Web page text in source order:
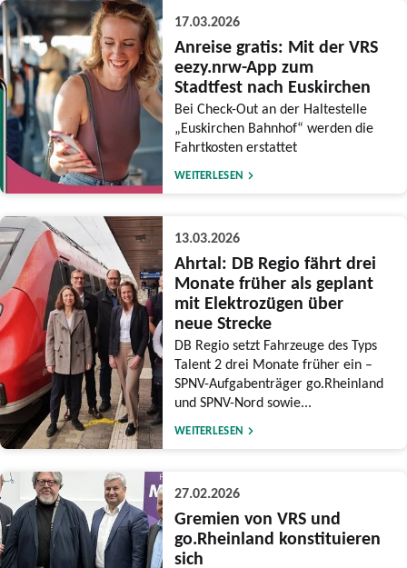
17.03.2026
Anreise gratis: Mit der VRS
eezy.nrw-App zum
Stadtfest nach Euskirchen
Bei Check-Out an der Haltestelle
„Euskirchen Bahnhof“ werden die
Fahrtkosten erstattet
WEITERLESEN
13.03.2026
Ahrtal: DB Regio fährt drei
Monate früher als geplant
mit Elektrozügen über
neue Strecke
DB Regio setzt Fahrzeuge des Typs
Talent 2 drei Monate früher ein –
SPNV-Aufgabenträger go.Rheinland
und SPNV-Nord sowie...
WEITERLESEN
27.02.2026
Gremien von VRS und
go.Rheinland konstituieren
sich